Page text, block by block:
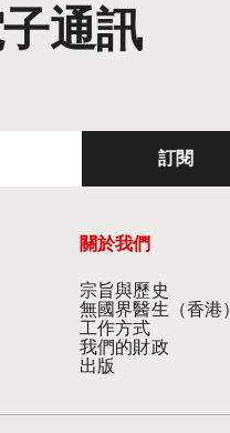
通訊
訂閱
關於我們
宗旨與歷史​
無國界醫生（香港）​
工作方式
我們的財政
出版